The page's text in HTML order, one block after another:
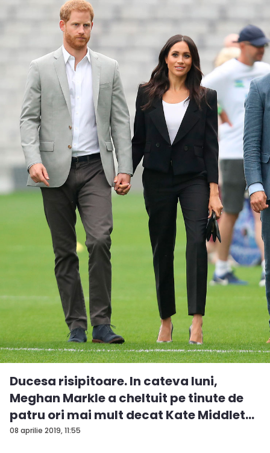
08 aprilie 2019, 11:55
Ducesa risipitoare. In cateva luni,
Meghan Markle a cheltuit pe tinute de
patru ori mai mult decat Kate Middlet...